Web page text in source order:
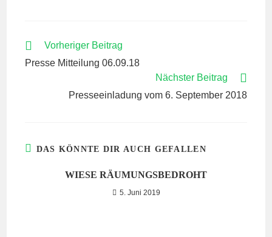
WEITERE
ANSEHEN
Vorheriger Beitrag
Presse Mitteilung 06.09.18
Nächster Beitrag
Presseeinladung vom 6. September 2018
DAS KÖNNTE DIR AUCH GEFALLEN
WIESE RÄUMUNGSBEDROHT
5. Juni 2019